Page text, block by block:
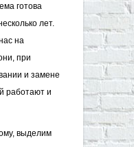
готова
лет.
на
при
и замене
работают и
выделим